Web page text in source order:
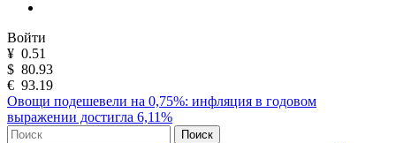
Войти
¥ 0.51
$ 80.93
€ 93.19
Овощи подешевели на 0,75%: инфляция в годовом
выражении достигла 6,11%
Поиск